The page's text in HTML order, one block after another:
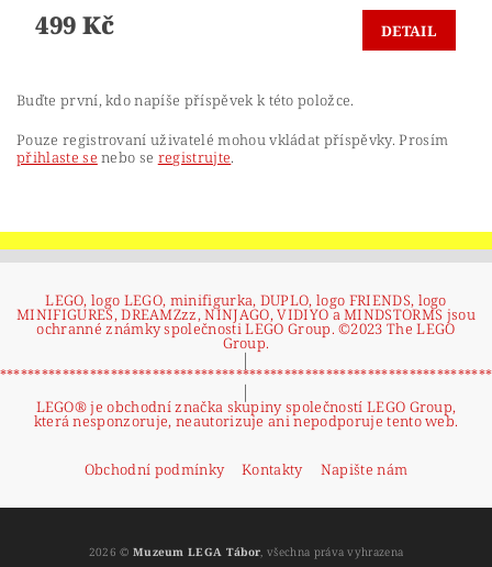
499 Kč DETAIL
Buďte první, kdo napíše příspěvek k této položce.
Pouze registrovaní uživatelé mohou vkládat příspěvky. Prosím
přihlaste se nebo se registrujte.
LEGO, logo LEGO, minifigurka, DUPLO, logo FRIENDS, logo
MINIFIGURES, DREAMZzz, NINJAGO, VIDIYO a MINDSTORMS jsou
ochranné známky společnosti LEGO Group. ©2023 The LEGO
Group.
|
|
LEGO® je obchodní značka skupiny společností LEGO Group,
která nesponzoruje, neautorizuje ani nepodporuje tento web.
Obchodní podmínky Kontakty Napište nám
2026 © Muzeum LEGA Tábor , všechna práva vyhrazena